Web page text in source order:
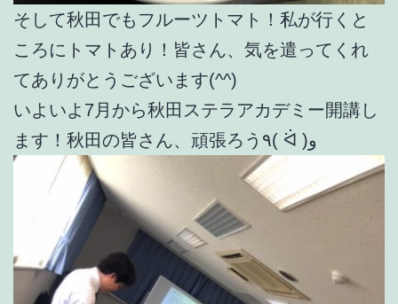
そして秋田でもフルーツトマト！私が行くと
ころにトマトあり！皆さん、気を遣ってくれ
てありがとうございます(^^)
いよいよ7月から秋田ステラアカデミー開講し
ます！秋田の皆さん、頑張ろう٩( ᐛ )و